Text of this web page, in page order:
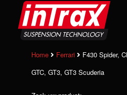
Home Ferrari
F430 Spider,
GTC, GT3, GT3 Scuderia